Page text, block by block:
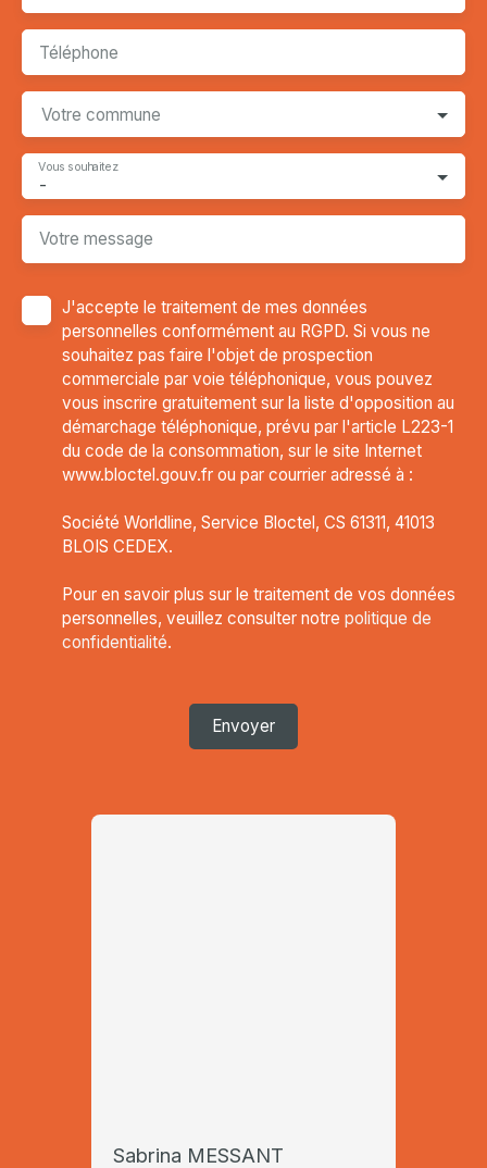
Téléphone
Votre commune
-
Vous souhaitez
Votre message
J'accepte le traitement de mes données
personnelles conformément au RGPD. Si vous ne
souhaitez pas faire l'objet de prospection
commerciale par voie téléphonique, vous pouvez
vous inscrire gratuitement sur la liste d'opposition au
démarchage téléphonique, prévu par l'article L223-1
du code de la consommation, sur le site Internet
www.bloctel.gouv.fr ou par courrier adressé à :
Société Worldline, Service Bloctel, CS 61311, 41013
BLOIS CEDEX.
Pour en savoir plus sur le traitement de vos données
personnelles, veuillez consulter notre politique de
confidentialité.
Envoyer
Sabrina MESSANT